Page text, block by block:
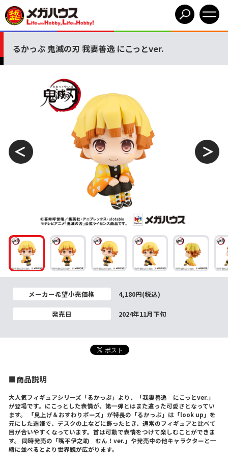
るかっぷ 鬼滅の刃 我妻善逸 にこっとver.
メーカー希望小売価格 4,180円(税込)
発売日 2024年11月下旬
■商品説明
大人気フィギュアシリーズ「るかっぷ」より、「我妻善逸 にこっとver.」
が登場です。にこっとした表情が、第一弾とはまた違った可愛さとなってい
ます。 「見上げ＆おすわりポーズ」が特長の「るかっぷ」は「look up」を
元にした造語で、デスクの上などに飾ったとき、通常のフィギュアと比べて
目が合いやすくなっています。首は可動で表情をつけて楽しむことができま
す。 同時発売の「嘴平伊之助 むん！ver.」や発売中の他キャラクターと一
緒に並べるとより世界観が広がります。